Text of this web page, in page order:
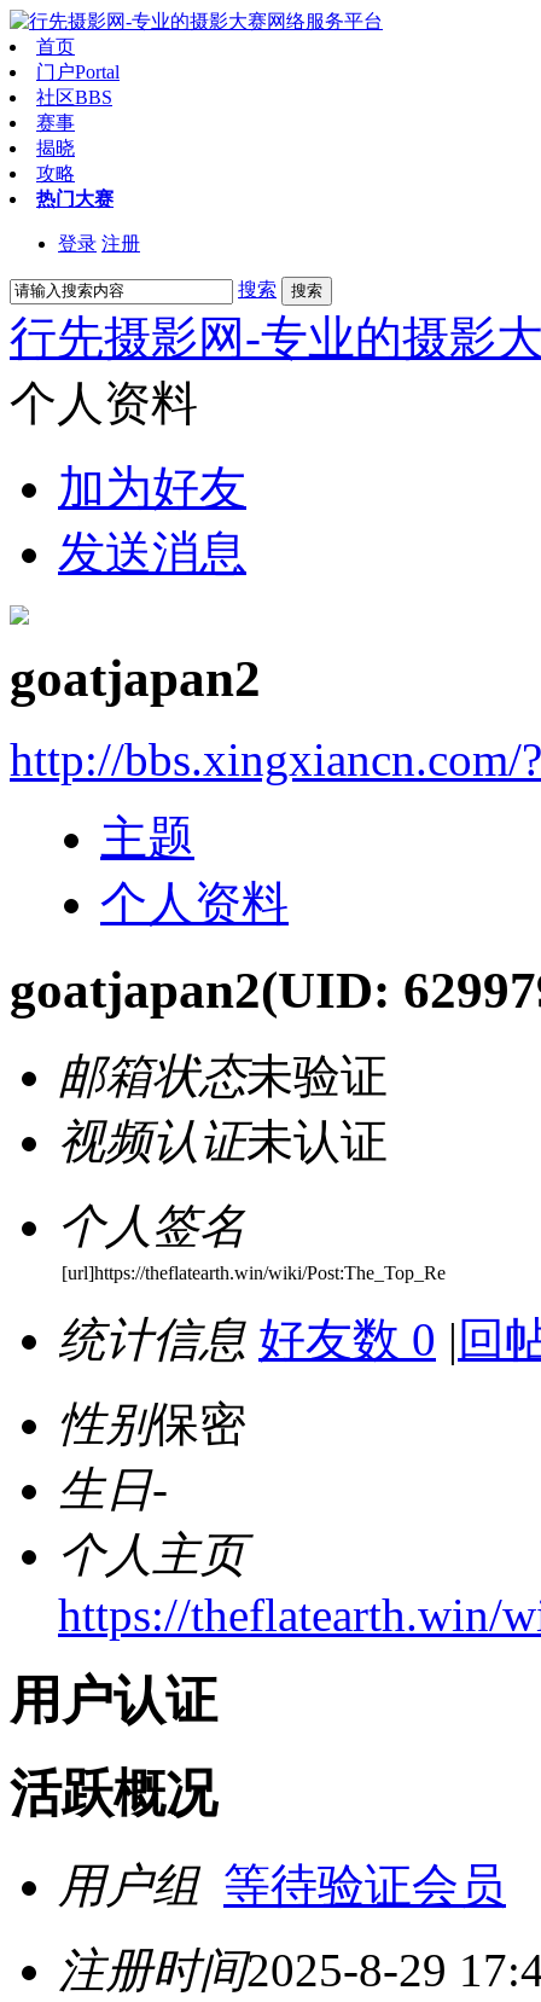
首页
门户Portal
社区BBS
赛事
揭晓
攻略
热门大赛
登录 注册
搜索 搜索
行先摄影网-专业的摄影
个人资料
加为好友
发送消息
goatjapan2
http://bbs.xingxiancn.com/
主题
个人资料
goatjapan2(UID:
邮箱状态未验证
视频认证未认证
个人签名
[url]https://theflatearth.win/wiki/Post:The_Top_Re
统计信息 好友数 0 | 回
性别保密
生日-
个人主页
https://theflatearth.win/
用户认证
活跃概况
用户组 等待验证会员
注册时间2025-8-29